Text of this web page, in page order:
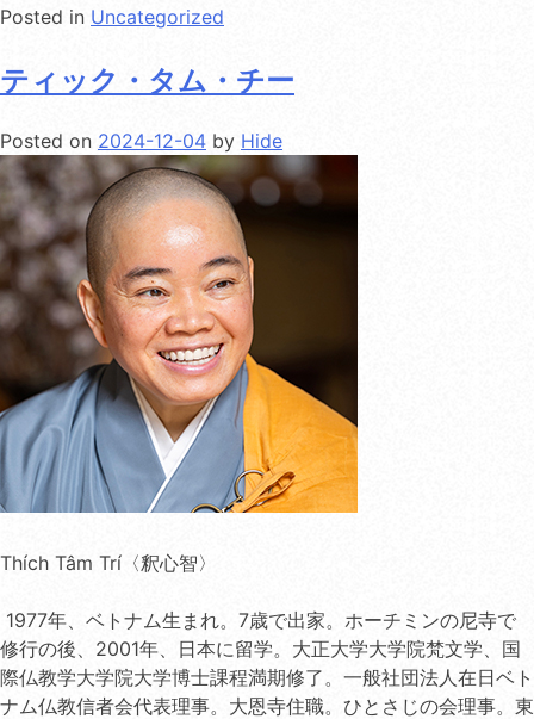
Posted in Uncategorized
ティック・タム・チー
Posted on 2024-12-04 by Hide
Thích Tâm Trí〈釈心智〉
1977年、ベトナム生まれ。7歳で出家。ホーチミンの尼寺で
修行の後、2001年、日本に留学。大正大学大学院梵文学、国
際仏教学大学院大学博士課程満期修了。一般社団法人在日ベト
ナム仏教信者会代表理事。大恩寺住職。ひとさじの会理事。東